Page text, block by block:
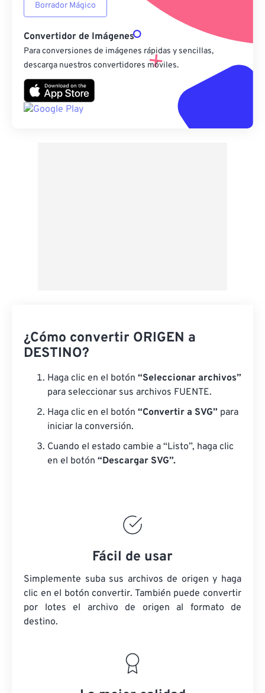
Borrador Mágico
Convertidor de Imágenes
Para conversiones de imágenes rápidas y sencillas,
descarga nuestros convertidores móviles.
¿Cómo convertir ORIGEN a
DESTINO?
Haga clic en el botón “Seleccionar archivos”
para seleccionar sus archivos FUENTE.
Haga clic en el botón “Convertir a SVG” para
iniciar la conversión.
Cuando el estado cambie a “Listo”, haga clic
en el botón “Descargar SVG”.
Fácil de usar
Simplemente suba sus archivos de origen y haga
clic en el botón convertir. También puede convertir
por lotes el archivo de origen al formato de
destino.